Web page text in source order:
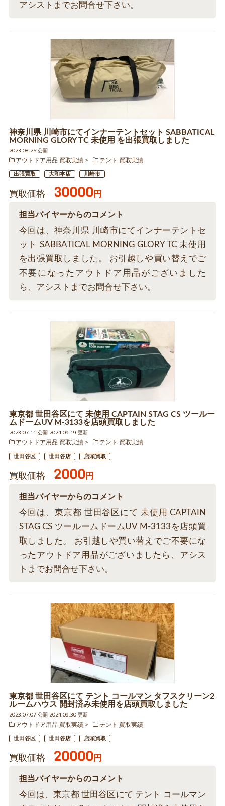
アシストまでお問合せ下さい。
神奈川県 川崎市にてインナーテントセット SABBATICAL
MORNING GLORY TC 未使用 を出張買取しました
2023.08.25 公開
アウトドア用品 買取実績
テント 買取実績
出張買取 大和本店 川崎市
買取価格 30000円
担当バイヤーからのコメント
今回は、神奈川県 川崎市にてインナーテントセ
ット SABBATICAL MORNING GLORY TC 未使用
を出張買取しました。 お引越しや買い替えでご
不要になったアウトドア用品がございました
ら、アシストまでお問合せ下さい。
東京都 世田谷区にて 未使用 CAPTAIN STAG CS ツールー
ムドームUV M-3133を店頭買取しました
2023.07.11 公開 2024.09.19 更新
アウトドア用品 買取実績
テント 買取実績
世田谷区 世田谷店 店頭買取
買取価格 2000円
担当バイヤーからのコメント
今回は、東京都 世田谷区にて 未使用 CAPTAIN
STAG CS ツールームドームUV M-3133を店頭買
取しました。 お引越しや買い替えでご不要にな
ったアウトドア用品がございましたら、アシス
トまでお問合せ下さい。
東京都 世田谷区にて テント コールマン タフスクリーン2
ルームハウス 開封済み未使用を店頭買取しました
2023.07.07 公開 2024.09.30 更新
アウトドア用品 買取実績
テント 買取実績
世田谷区 世田谷店 店頭買取
買取価格 20000円
担当バイヤーからのコメント
今回は、東京都 世田谷区にて テント コールマン